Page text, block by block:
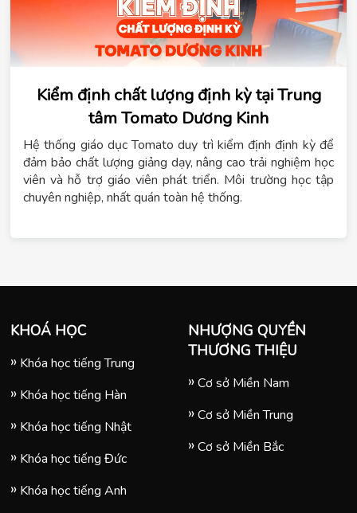
Kiểm định chất lượng định kỳ tại Trung
tâm Tomato Dương Kinh
Hệ thống giáo dục Tomato duy trì kiểm định định kỳ để
đảm bảo chất lượng giảng dạy, nâng cao trải nghiệm học
viên và hỗ trợ giáo viên phát triển. Môi trường học tập
chuyên nghiệp, nhất quán toàn hệ thống.
KHOÁ HỌC
Khóa học tiếng Trung
Khóa học tiếng Hàn
Khóa học tiếng Nhật
Khóa học tiếng Đức
Khóa học tiếng Anh
NHƯỢNG QUYỀN
THƯƠNG THIỆU
Cơ sở Miền Nam
Cơ sở Miền Trung
Cơ sở Miền Bắc